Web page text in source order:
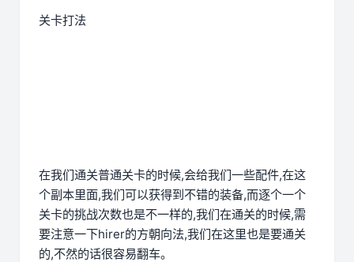
关卡打法
在我们通关普通关卡的时候,会给我们一些配件,在这
个副本里面,我们可以获得到不错的装备,而逐个一个
关卡的挑战次数也是不一样的,我们在通关的时候,需
要注意一下hirer的方朝向法,我们在这里也是要通关
的,不然的话很容易翻车。